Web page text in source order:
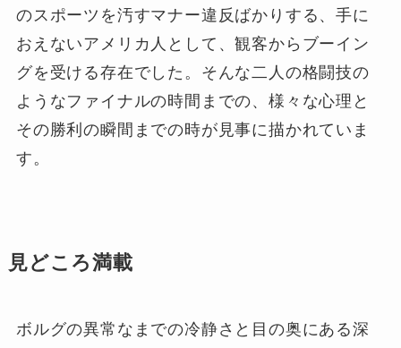
のスポーツを汚すマナー違反ばかりする、手に
おえないアメリカ人として、観客からブーイン
グを受ける存在でした。そんな二人の格闘技の
ようなファイナルの時間までの、様々な心理と
その勝利の瞬間までの時が見事に描かれていま
す。
見どころ満載
ボルグの異常なまでの冷静さと目の奥にある深